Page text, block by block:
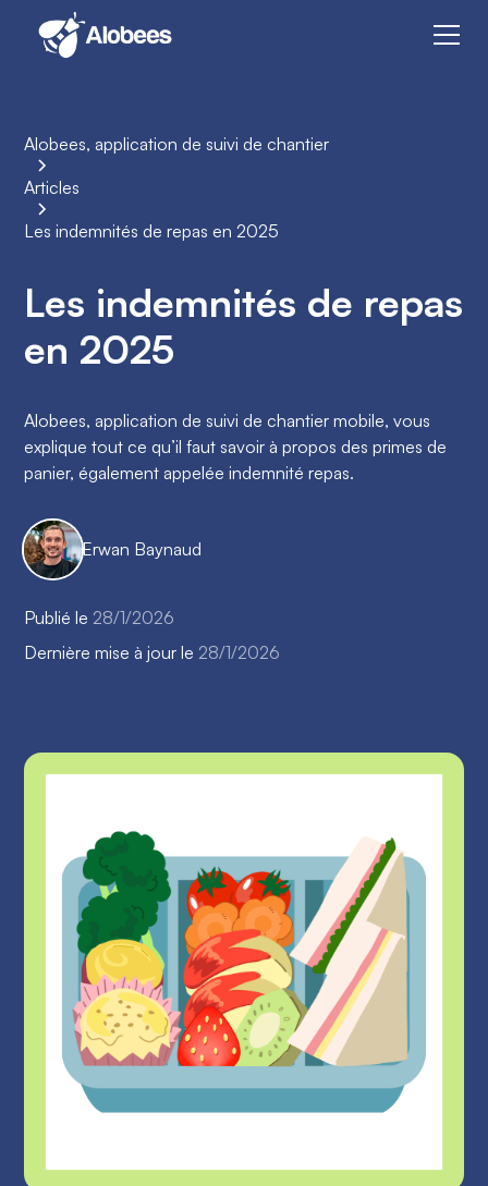
Alobees, application de suivi de chantier
Articles
Les indemnités de repas en 2025
Les indemnités de repas
en 2025
Alobees, application de suivi de chantier mobile, vous
explique tout ce qu’il faut savoir à propos des primes de
panier, également appelée indemnité repas.
Erwan Baynaud
Publié le 28/1/2026
Dernière mise à jour le 28/1/2026